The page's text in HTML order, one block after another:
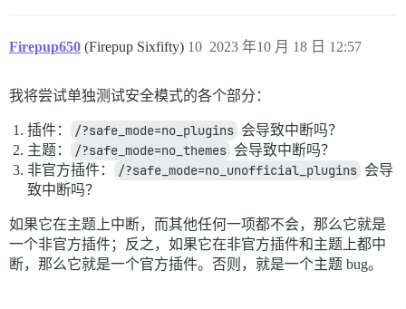
Firepup650 (Firepup Sixfifty) 2023 年10 月 18 日 12:57
10
我将尝试单独测试安全模式的各个部分：
插件： /?safe_mode=no_plugins 会导致中断吗？
主题：
/?safe_mode=no_themes 会导致中断吗？
非官方插件：
/?safe_mode=no_unofficial_plugins 会导
致中断吗？
如果它在主题上中断，而其他任何一项都不会，那么它就是
一个非官方插件；反之，如果它在非官方插件和主题上都中
断，那么它就是一个官方插件。否则，就是一个主题 bug。